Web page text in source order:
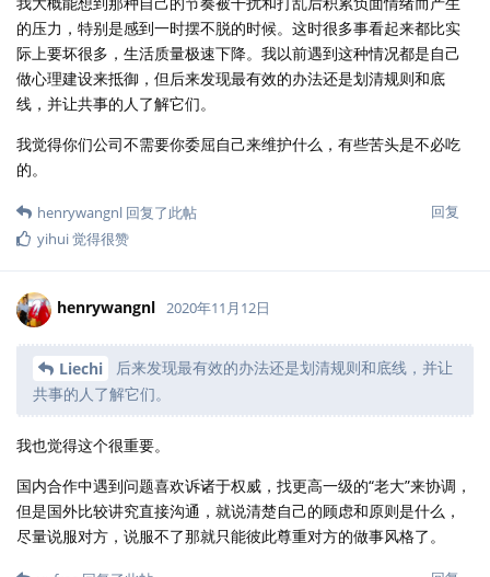
的压力，特别是感到一时摆不脱的时候。这时很多事看起来都比实
际上要坏很多，生活质量极速下降。我以前遇到这种情况都是自己
做心理建设来抵御，但后来发现最有效的办法还是划清规则和底
线，并让共事的人了解它们。
我觉得你们公司不需要你委屈自己来维护什么，有些苦头是不必吃
的。
回复
henrywangnl 回复了此帖
yihui觉得很赞
henrywangnl 2020年11月12日
Liechi
后来发现最有效的办法还是划清规则和底线，并让
共事的人了解它们。
我也觉得这个很重要。
国内合作中遇到问题喜欢诉诸于权威，找更高一级的“老大”来协调，
但是国外比较讲究直接沟通，就说清楚自己的顾虑和原则是什么，
尽量说服对方，说服不了那就只能彼此尊重对方的做事风格了。